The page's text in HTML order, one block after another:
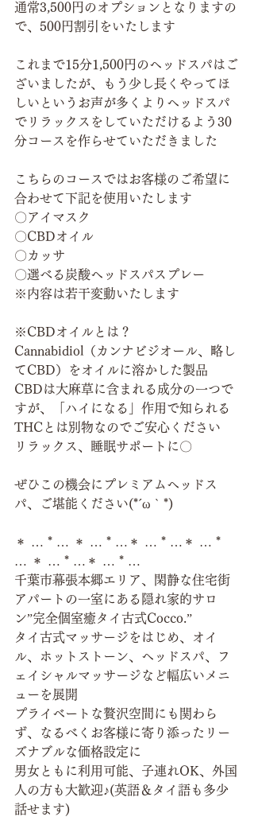
通常3,500円のオプションとなりますの
で、500円割引をいたします
これまで15分1,500円のヘッドスパはご
ざいましたが、もう少し長くやってほ
しいというお声が多くよりヘッドスパ
でリラックスをしていただけるよう30
分コースを作らせていただきました
こちらのコースではお客様のご希望に
合わせて下記を使用いたします
〇アイマスク
〇CBDオイル
〇カッサ
〇選べる炭酸ヘッドスパスプレー
※内容は若干変動いたします
※CBDオイルとは？
Cannabidiol（カンナビジオール、略し
てCBD）をオイルに溶かした製品
CBDは大麻草に含まれる成分の一つで
すが、「ハイになる」作用で知られる
THCとは別物なのでご安心ください
リラックス、睡眠サポートに〇
ぜひこの機会にプレミアムヘッドス
パ、ご堪能ください(*´ω｀*)
＊ … * … ＊ … * …＊ … * …＊ … *
… ＊ … * …＊ … * …
千葉市幕張本郷エリア、閑静な住宅街
アパートの一室にある隠れ家的サロ
ン”完全個室癒タイ古式Cocco.”
タイ古式マッサージをはじめ、オイ
ル、ホットストーン、ヘッドスパ、フ
ェイシャルマッサージなど幅広いメニ
ューを展開
プライベートな贅沢空間にも関わら
ず、なるべくお客様に寄り添ったリー
ズナブルな価格設定に
男女ともに利用可能、子連れOK、外国
人の方も大歓迎♪(英語＆タイ語も多少
話せます)